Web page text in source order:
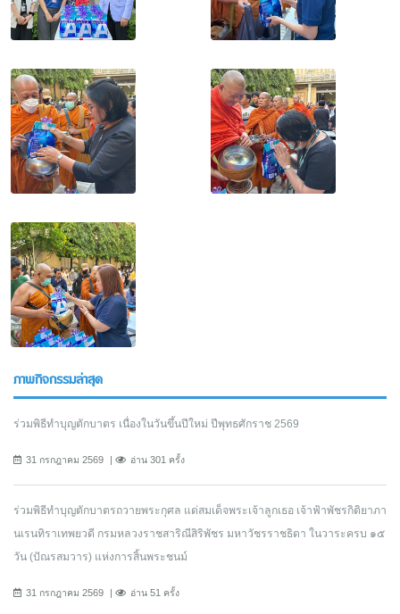
ภาพกิจกรรมล่าสุด
ร่วมพิธีทำบุญตักบาตร เนื่องในวันขึ้นปีใหม่ ปีพุทธศักราช 2569
31 กรกฎาคม 2569 อ่าน 301 ครั้ง
ร่วมพิธีทำบุญตักบาตรถวายพระกุศล แด่สมเด็จพระเจ้าลูกเธอ เจ้าฟ้าพัชรกิติยาภา
นเรนทิราเทพยวดี กรมหลวงราชสาริณีสิริพัชร มหาวัชรราชธิดา ในวาระครบ ๑๕
วัน (ปัณรสมวาร) แห่งการสิ้นพระชนม์
31 กรกฎาคม 2569 อ่าน 51 ครั้ง